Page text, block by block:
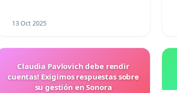
13 Oct 2025
Claudia Pavlovich debe rendir
cuentas! Exigimos respuestas sobre
su gestión en Sonora